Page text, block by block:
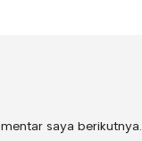
saya berikutnya.